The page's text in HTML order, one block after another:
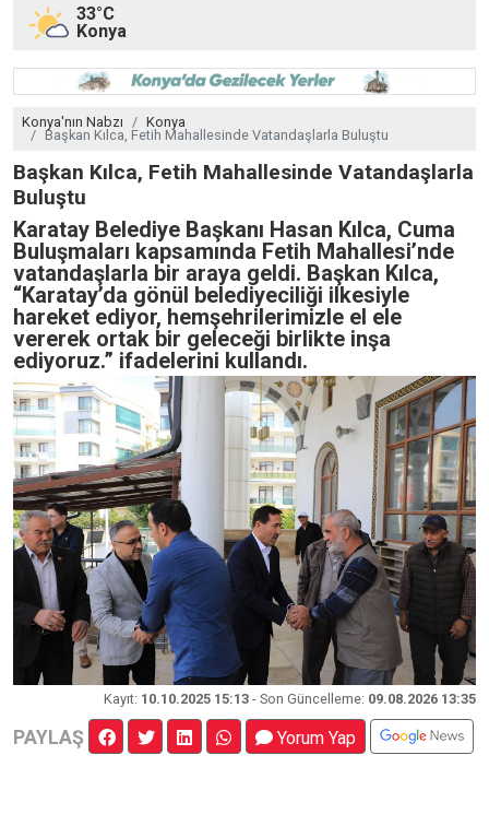
33°C
Konya
Konya'nın Nabzı
Konya
Başkan Kılca, Fetih Mahallesinde Vatandaşlarla Buluştu
Başkan Kılca, Fetih Mahallesinde Vatandaşlarla
Buluştu
Karatay Belediye Başkanı Hasan Kılca, Cuma
Buluşmaları kapsamında Fetih Mahallesi’nde
vatandaşlarla bir araya geldi. Başkan Kılca,
“Karatay’da gönül belediyeciliği ilkesiyle
hareket ediyor, hemşehrilerimizle el ele
vererek ortak bir geleceği birlikte inşa
ediyoruz.” ifadelerini kullandı.
Kayıt: 10.10.2025 15:13 - Son Güncelleme: 09.08.2026 13:35
PAYLAŞ Yorum Yap